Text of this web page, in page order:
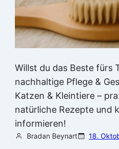
Willst du das Beste fürs
nachhaltige Pflege &
Katzen & Kleintiere –
natürliche Rezepte und
informieren!
Bradan Beynart 18.